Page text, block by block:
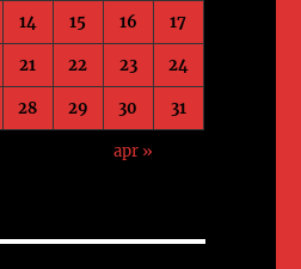
14 15 16 17
21 22 23 24
28 29 30 31
apr »